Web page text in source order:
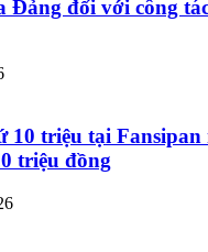
Đảng đối với công
10 triệu tại Fansipan
triệu đồng